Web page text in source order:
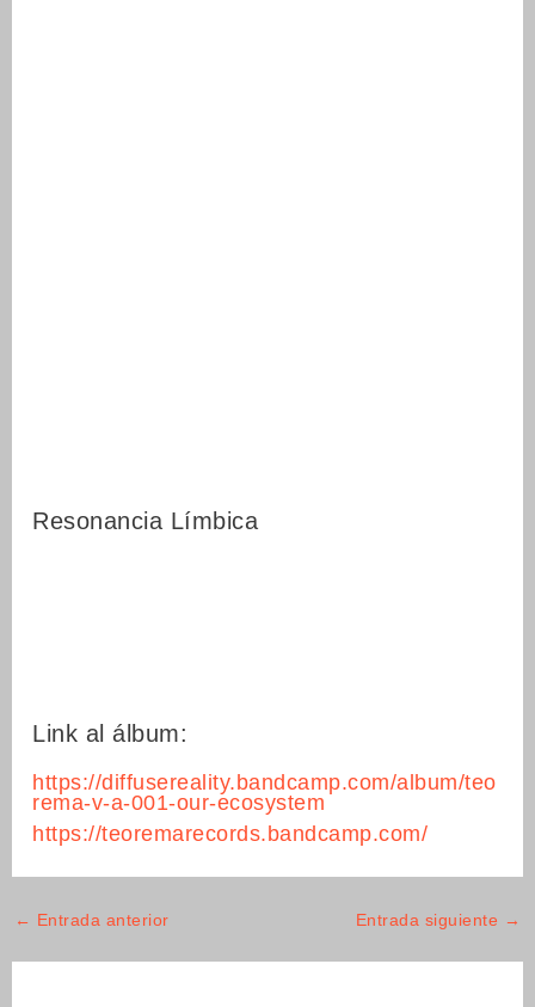
Resonancia Límbica
Link al álbum:
https://diffusereality.bandcamp.com/album/teo
rema-v-a-001-our-ecosystem
https://teoremarecords.bandcamp.com/
← Entrada anterior Entrada siguiente →